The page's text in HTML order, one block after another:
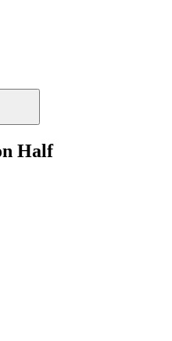
Half